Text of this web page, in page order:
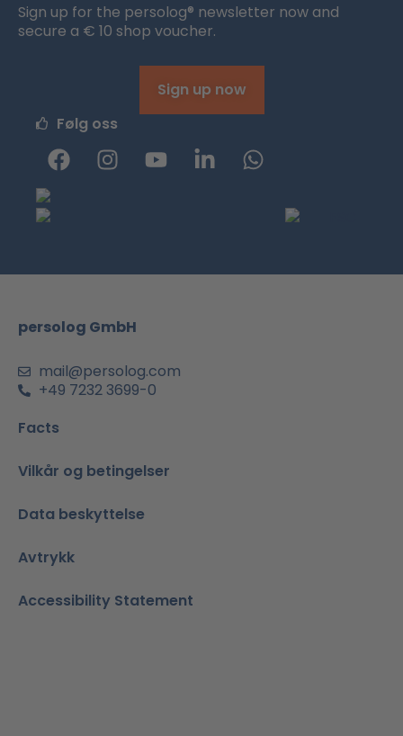
Sign up for the persolog® newsletter now and
secure a € 10 shop voucher.
Sign up now
Følg oss
F
a
o
I
n
r
m
Y
o
e
L
i
i
W
h
p
persolog GmbH
mail@persolog.com
+49 7232 3699-0
Facts
Vilkår og betingelser
Data beskyttelse
Avtrykk
Accessibility Statement